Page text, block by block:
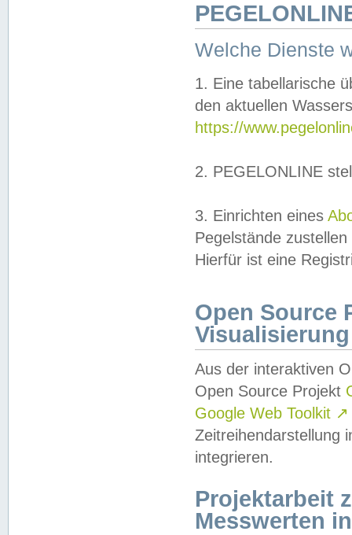
Welche Dienste
1. Eine tabellarische
den aktuellen
https://
2. PEGELONLINE
3. Einrichten eines
Pegelstände
Hierfür ist eine
Open Source
Visualisierung
Aus der interaktiven
Open Source Projekt
Google Web Toolkit ↗
Zeitreihendarstellung
integrieren.
Projektarbeit
Messwerten